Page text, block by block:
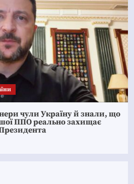
чули Україну й знали, що
ППО реально захищає